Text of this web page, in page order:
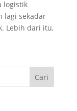
logistik
lagi sekadar
Lebih dari itu,
Cari